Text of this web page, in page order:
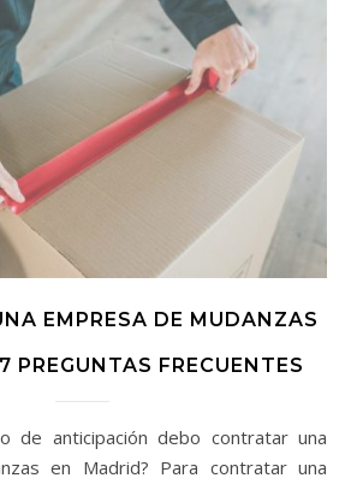
EMPRESA DE MUDANZAS
PREGUNTAS FRECUENTES
en Madrid? Para contratar una